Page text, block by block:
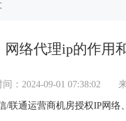
网络代理ip的作用
：2024-09-01 07:38:02
/联通运营商机房授权IP网